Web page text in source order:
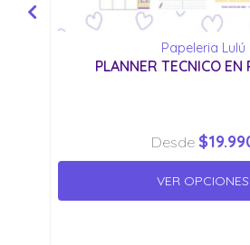
Papeleria Lulú
PLANNER TECNICO EN
Desde
VER OPCIONES